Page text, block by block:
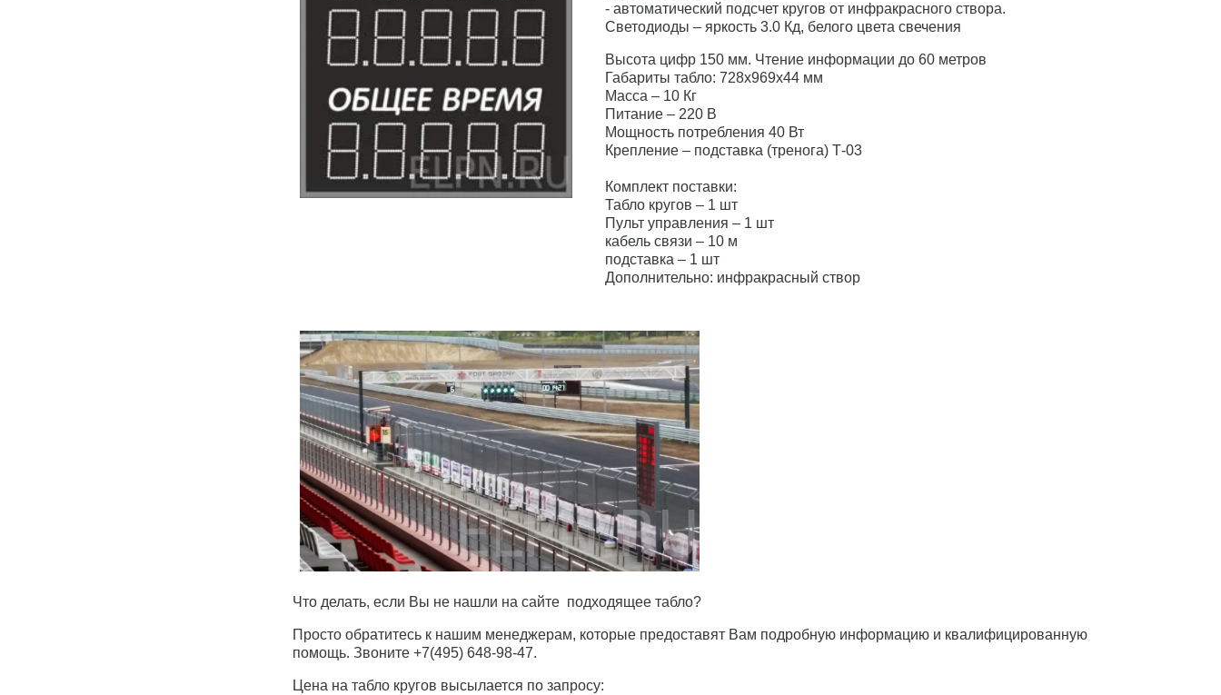
- автоматический подсчет кругов от инфракрасного створа.
Светодиоды – яркость 3.0 Кд, белого цвета свечения
Высота цифр 150 мм. Чтение информации до 60 метров
Габариты табло: 728х969х44 мм
Масса – 10 Кг
Питание – 220 В
Мощность потребления 40 Вт
Крепление – подставка (тренога) Т-03
Комплект поставки:
Табло кругов – 1 шт
Пульт управления – 1 шт
кабель связи – 10 м
подставка – 1 шт
Дополнительно: инфракрасный створ
Что делать, если Вы не нашли на сайте подходящее табло?
Просто обратитесь к нашим менеджерам, которые предоставят Вам подробную информацию и квалифицированную
помощь. Звоните +7(495) 648-98-47.
Цена на табло кругов высылается по запросу: